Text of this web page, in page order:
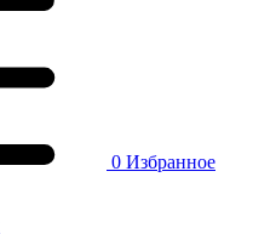
0 Избранное